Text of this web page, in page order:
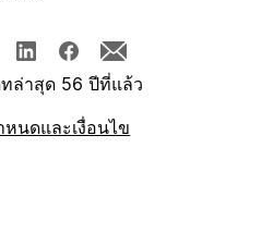
ทล่าสุด 56 ปีที่แล้ว
นดและเงื่อนไข